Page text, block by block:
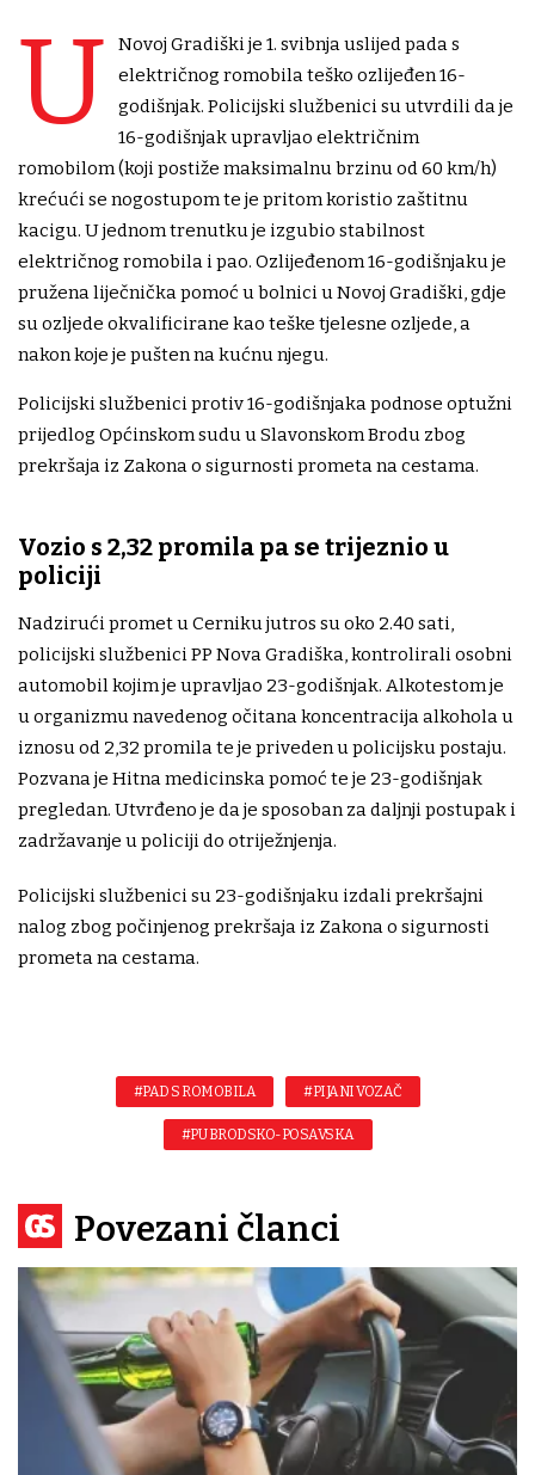
U
Novoj Gradiški je 1. svibnja uslijed pada s
električnog romobila teško ozlijeđen 16-
godišnjak. Policijski službenici su utvrdili da je
16-godišnjak upravljao električnim
romobilom (koji postiže maksimalnu brzinu od 60 km/h)
krećući se nogostupom te je pritom koristio zaštitnu
kacigu. U jednom trenutku je izgubio stabilnost
električnog romobila i pao. Ozlijeđenom 16-godišnjaku je
pružena liječnička pomoć u bolnici u Novoj Gradiški, gdje
su ozljede okvalificirane kao teške tjelesne ozljede, a
nakon koje je pušten na kućnu njegu.
Policijski službenici protiv 16-godišnjaka podnose optužni
prijedlog Općinskom sudu u Slavonskom Brodu zbog
prekršaja iz Zakona o sigurnosti prometa na cestama.
Vozio s 2,32 promila pa se trijeznio u
policiji
Nadzirući promet u Cerniku jutros su oko 2.40 sati,
policijski službenici PP Nova Gradiška, kontrolirali osobni
automobil kojim je upravljao 23-godišnjak. Alkotestom je
u organizmu navedenog očitana koncentracija alkohola u
iznosu od 2,32 promila te je priveden u policijsku postaju.
Pozvana je Hitna medicinska pomoć te je 23-godišnjak
pregledan. Utvrđeno je da je sposoban za daljnji postupak i
zadržavanje u policiji do otriježnjenja.
Policijski službenici su 23-godišnjaku izdali prekršajni
nalog zbog počinjenog prekršaja iz Zakona o sigurnosti
prometa na cestama.
#PAD S ROMOBILA #PIJANI VOZAČ
#PU BRODSKO-POSAVSKA
Povezani članci